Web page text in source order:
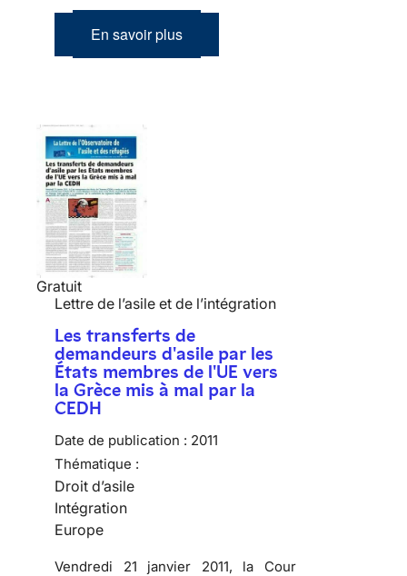
En savoir plus
Gratuit
Lettre de l’asile et de l’intégration
Les transferts de
demandeurs d'asile par les
États membres de l'UE vers
la Grèce mis à mal par la
CEDH
Date de publication : 2011
Thématique :
Droit d’asile
Intégration
Europe
Vendredi 21 janvier 2011, la Cour